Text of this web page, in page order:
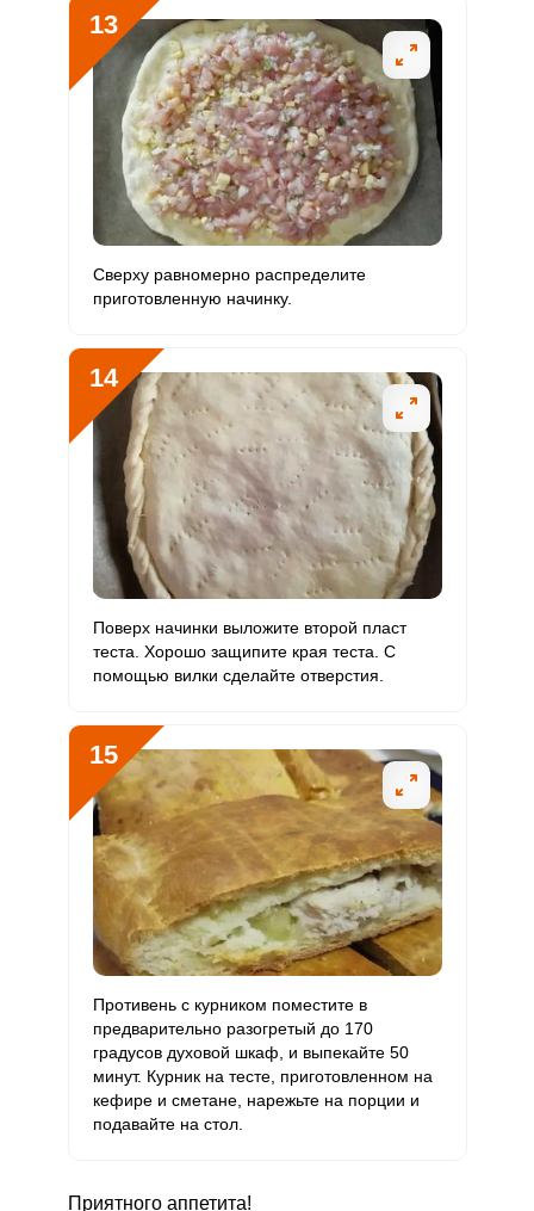
13
Сверху равномерно распределите
приготовленную начинку.
14
Поверх начинки выложите второй пласт
теста. Хорошо защипите края теста. С
помощью вилки сделайте отверстия.
15
Противень с курником поместите в
предварительно разогретый до 170
градусов духовой шкаф, и выпекайте 50
минут. Курник на тесте, приготовленном на
кефире и сметане, нарежьте на порции и
подавайте на стол.
Приятного аппетита!